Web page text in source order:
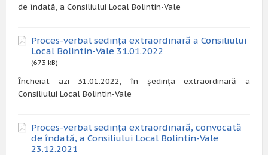
de îndată, a Consiliului Local Bolintin-Vale
Proces-verbal sedința extraordinară a Consiliului
Local Bolintin-Vale 31.01.2022
(673 kB)
Încheiat azi 31.01.2022, în ședința extraordinară a
Consiliului Local Bolintin-Vale
Proces-verbal sedința extraordinară, convocată
de îndată, a Consiliului Local Bolintin-Vale
23.12.2021